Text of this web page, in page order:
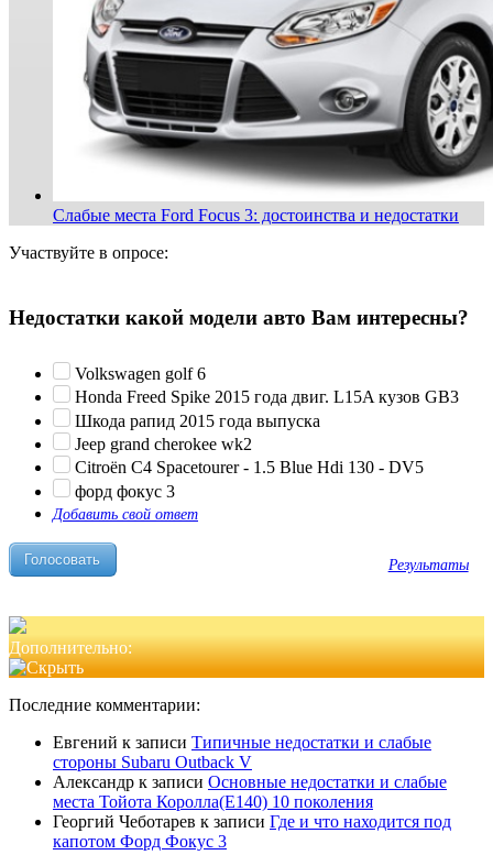
Слабые места Ford Focus 3: достоинства и недостатки
Участвуйте в опросе:
Недостатки какой модели авто Вам интересны?
Volkswagen golf 6
Honda Freed Spike 2015 года двиг. L15A кузов GB3
Шкода рапид 2015 года выпуска
Jeep grand cherokee wk2
Citroën C4 Spacetourer - 1.5 Blue Hdi 130 - DV5
форд фокус 3
Добавить свой ответ
Результаты
Дополнительно:
Последние комментарии:
Евгений к записи Типичные недостатки и слабые
стороны Subaru Outback V
Александр к записи Основные недостатки и слабые
места Тойота Королла(Е140) 10 поколения
Георгий Чеботарев к записи Где и что находится под
капотом Форд Фокус 3